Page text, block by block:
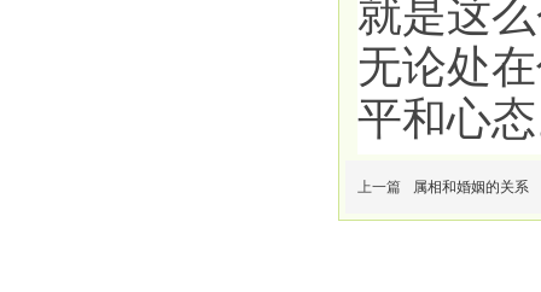
就是这
无论处
平和心
上一篇 属相和婚姻的关系